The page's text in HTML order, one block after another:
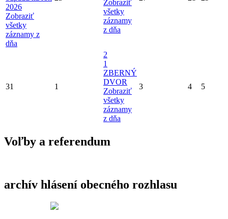
2026
Zobraziť
všetky
záznamy z
dňa
Zobraziť
všetky
záznamy
z dňa
31 1
2
1
ZBERNÝ
DVOR
Zobraziť
všetky
záznamy
z dňa
3 4 5
Voľby a referendum
archív hlásení obecného rozhlasu